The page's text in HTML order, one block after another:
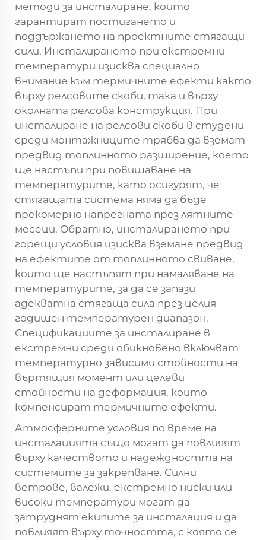
методи за инсталиране, които
гарантират постигането и
поддържането на проектните стягащи
сили. Инсталирането при екстремни
температури изисква специално
внимание към термичните ефекти както
върху релсовите скоби, така и върху
околната релсова конструкция. При
инсталиране на релсови скоби в студени
среди монтажниците трябва да вземат
предвид топлинното разширение, което
ще настъпи при повишаване на
температурите, като осигурят, че
стягащата система няма да бъде
прекомерно напрегната през лятните
месеци. Обратно, инсталирането при
горещи условия изисква вземане предвид
на ефектите от топлинното свиване,
които ще настъпят при намаляване на
температурите, за да се запази
адекватна стягаща сила през целия
годишен температурен диапазон.
Спецификациите за инсталиране в
екстремни среди обикновено включват
температурно зависими стойности на
въртящия момент или целеви
стойности на деформация, които
компенсират термичните ефекти.
Атмосферните условия по време на
инсталацията също могат да повлияят
върху качеството и надеждността на
системите за закрепване. Силни
ветрове, валежи, екстремно ниски или
високи температури могат да
затруднят екипите за инсталация и да
повлияят върху точността, с която се